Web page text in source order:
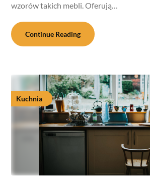
wzorów takich mebli. Oferują…
Continue Reading
Kuchnia